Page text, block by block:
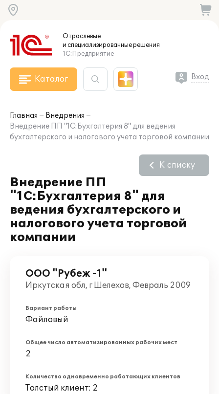
Отраслевые
и специализированныерешения
1С:Предприятие
Каталог Вход
Главная
Внедрения
Внедрение ПП "1С:Бухгалтерия 8" для ведения
бухгалтерского и налогового учета торговой компании
Внедрение ПП
"1С:Бухгалтерия 8" для
ведения бухгалтерского и
налогового учета торговой
компании
К списку
ООО "Рубеж -1"
Иркутская обл, г Шелехов, Февраль 2009
Вариант работы
Файловый
Общее число автоматизированных рабочих мест
2
Количество одновременно работающих клиентов
Толстый клиент: 2